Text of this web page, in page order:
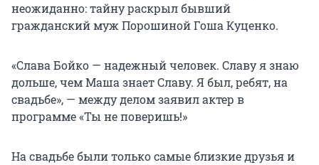
неожиданно: тайну раскрыл бывший
гражданский муж Порошиной Гоша Куценко.
«Слава Бойко — надежный человек. Славу я знаю
дольше, чем Маша знает Славу. Я был, ребят, на
свадьбе», — между делом заявил актер в
программе «Ты не поверишь!»
На свадьбе были только самые близкие друзья и